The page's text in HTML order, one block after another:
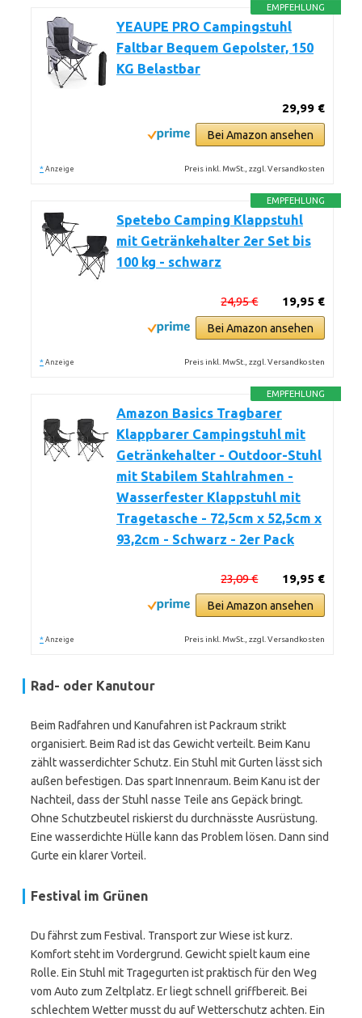
EMPFEHLUNG
YEAUPE PRO Campingstuhl
Faltbar Bequem Gepolster, 150
KG Belastbar
29,99 €
Bei Amazon ansehen
* Anzeige Preis inkl. MwSt., zzgl. Versandkosten
EMPFEHLUNG
Spetebo Camping Klappstuhl
mit Getränkehalter 2er Set bis
100 kg - schwarz
19,95 €
24,95 €
Bei Amazon ansehen
* Anzeige Preis inkl. MwSt., zzgl. Versandkosten
EMPFEHLUNG
Amazon Basics Tragbarer
Klappbarer Campingstuhl mit
Getränkehalter - Outdoor-Stuhl
mit Stabilem Stahlrahmen -
Wasserfester Klappstuhl mit
Tragetasche - 72,5cm x 52,5cm x
93,2cm - Schwarz - 2er Pack
19,95 €
23,09 €
Bei Amazon ansehen
* Anzeige Preis inkl. MwSt., zzgl. Versandkosten
Rad- oder Kanutour
Beim Radfahren und Kanufahren ist Packraum strikt
organisiert. Beim Rad ist das Gewicht verteilt. Beim Kanu
zählt wasserdichter Schutz. Ein Stuhl mit Gurten lässt sich
außen befestigen. Das spart Innenraum. Beim Kanu ist der
Nachteil, dass der Stuhl nasse Teile ans Gepäck bringt.
Ohne Schutzbeutel riskierst du durchnässte Ausrüstung.
Eine wasserdichte Hülle kann das Problem lösen. Dann sind
Gurte ein klarer Vorteil.
Festival im Grünen
Du fährst zum Festival. Transport zur Wiese ist kurz.
Komfort steht im Vordergrund. Gewicht spielt kaum eine
Rolle. Ein Stuhl mit Tragegurten ist praktisch für den Weg
vom Auto zum Zeltplatz. Er liegt schnell griffbereit. Bei
schlechtem Wetter musst du auf Wetterschutz achten. Ein